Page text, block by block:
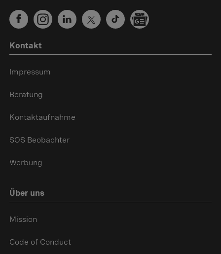
Kontakt
Impressum
Beratung
Kontaktaufnahme
SOS Beobachter
Werbung
Über uns
Mission
Code of Conduct